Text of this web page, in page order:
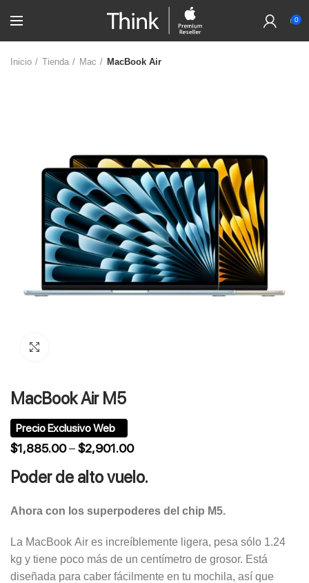
0
Inicio Tienda Mac MacBook Air
MacBook Air M5
$1,885.00–$2,901.00
Poder de alto vuelo.
Ahora con los superpoderes del chip M5.
La MacBook Air es increíblemente ligera, pesa sólo 1.24
kg y tiene poco más de un centímetro de grosor. Está
diseñada para caber fácilmente en tu mochila, así que